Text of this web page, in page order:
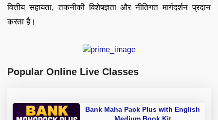
वित्तीय सहायता, तकनीकी विशेषज्ञता और नीतिगत मार्गदर्शन प्रदान
करता है।
Popular Online Live Classes
Bank Maha Pack Plus with English
Medium Book Kit